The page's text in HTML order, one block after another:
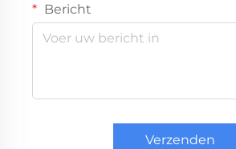
Bericht
Verzenden